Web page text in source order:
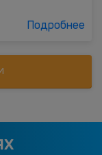
Подробнее